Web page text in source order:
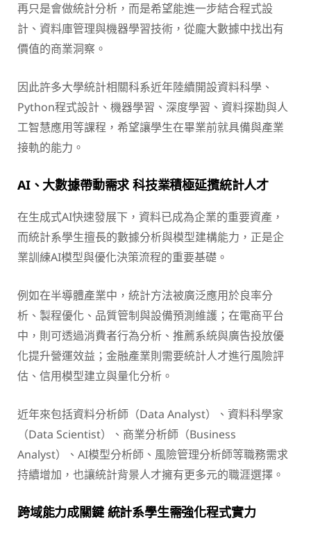
再只是會做統計分析，而是希望能進一步結合程式設
計、資料庫管理與機器學習技術，從龐大數據中找出有
價值的商業洞察。
因此許多大學統計相關科系近年陸續開設資料科學、
Python程式設計、機器學習、深度學習、資料探勘與人
工智慧應用等課程，希望讓學生在畢業前就具備與產業
接軌的能力。
AI、大數據帶動需求 科技業積極延攬統計人才
在生成式AI快速發展下，資料已成為企業的重要資產，
而統計系學生擅長的數據分析與模型建構能力，正是企
業訓練AI模型與優化決策流程的重要基礎。
例如在半導體產業中，統計方法被廣泛應用於良率分
析、製程優化、品質管制與設備預測維護；在電商平台
中，則可透過消費者行為分析、推薦系統與廣告投放優
化提升營運效益；金融產業則需要統計人才進行風險評
估、信用模型建立與量化分析。
近年來包括資料分析師（Data Analyst）、資料科學家
（Data Scientist）、商業分析師（Business
Analyst）、AI模型分析師、風險管理分析師等職務需求
持續增加，也讓統計背景人才擁有更多元的職涯選擇。
跨域能力成關鍵 統計系學生需強化程式實力